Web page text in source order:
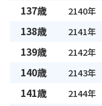
137歳 2140年
138歳 2141年
139歳 2142年
140歳 2143年
141歳 2144年